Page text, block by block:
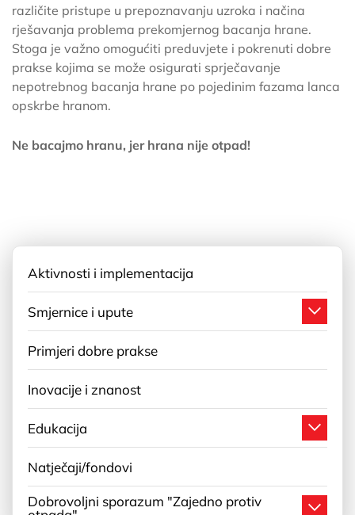
Aktivnosti i implementacija
Smjernice i upute
Primjeri dobre prakse
Inovacije i znanost
Edukacija
Natječaji/fondovi
Dobrovoljni sporazum "Zajedno protiv
različite pristupe u prepoznavanju uzroka i načina
rješavanja problema prekomjernog bacanja hrane.
Stoga je važno omogućiti preduvjete i pokrenuti dobre
prakse kojima se može osigurati sprječavanje
nepotrebnog bacanja hrane po pojedinim fazama lanca
opskrbe hranom.
Ne bacajmo hranu, jer hrana nije otpad!